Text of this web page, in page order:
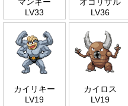
LV33
LV36
カイリキー
LV19
カイロス
LV19